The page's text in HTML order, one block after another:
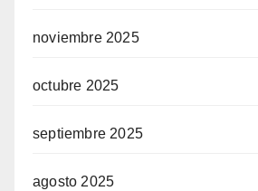
noviembre 2025
octubre 2025
septiembre 2025
agosto 2025